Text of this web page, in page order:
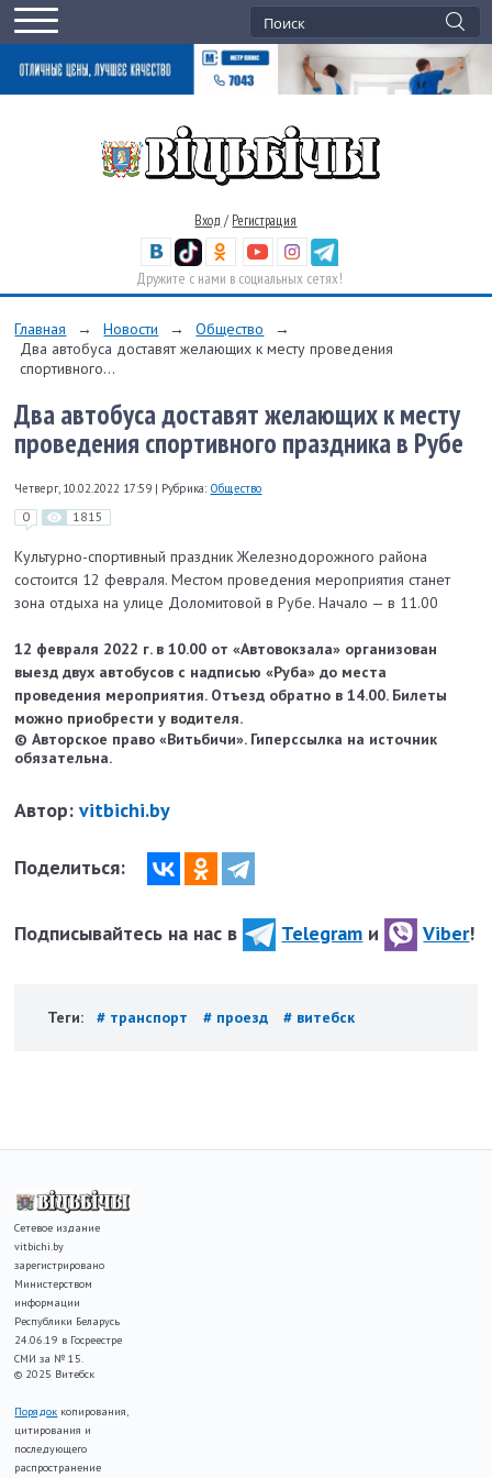
Вход / Регистрация
Дружите с нами в социальных сетях!
Главная → Новости → Общество
→
Два автобуса доставят желающих к месту проведения
спортивного...
Два автобуса доставят желающих к месту
проведения спортивного праздника в Рубе
Четверг, 10.02.2022 17:59 | Рубрика: Общество
0 1815
Культурно-спортивный праздник Железнодорожного района
состоится 12 февраля. Местом проведения мероприятия станет
зона отдыха на улице Доломитовой в Рубе. Начало — в 11.00
12 февраля 2022 г. в 10.00 от «Автовокзала» организован
выезд двух автобусов с надписью «Руба» до места
проведения мероприятия. Отъезд обратно в 14.00. Билеты
можно приобрести у водителя.
© Авторское право «Витьбичи». Гиперссылка на источник
обязательна.
Автор:vitbichi.by
Поделиться:
Подписывайтесь на нас в Telegram и Viber!
Теги: # транспорт # проезд # витебск
Сетевое издание
vitbichi.by
зарегистрировано
Министерством
информации
Республики Беларусь
24.06.19 в Госреестре
СМИ за № 15.
© 2025 Витебск
Порядок копирования,
цитирования и
последующего
распространение